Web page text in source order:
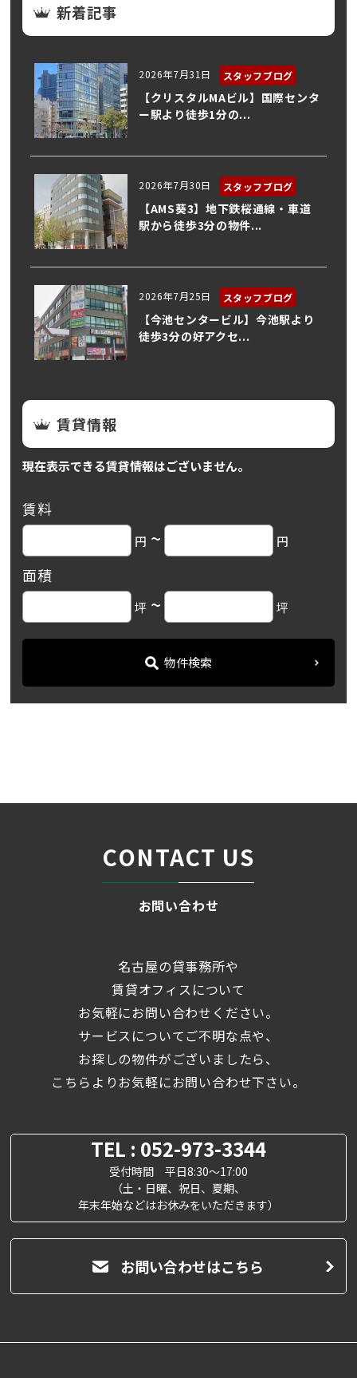
新着記事
2026年7月31日 スタッフブログ
【クリスタルMAビル】国際センタ
ー駅より徒歩1分の...
2026年7月30日 スタッフブログ
【AMS葵3】地下鉄桜通線・車道
駅から徒歩3分の物件...
2026年7月25日 スタッフブログ
【今池センタービル】今池駅より
徒歩3分の好アクセ...
賃貸情報
現在表示できる賃貸情報はございません。
賃料
円 ~ 円
面積
坪 ~ 坪
物件検索
CONTACT US
お問い合わせ
名古屋の貸事務所や
賃貸オフィスについて
お気軽にお問い合わせください。
サービスについてご不明な点や、
お探しの物件がございましたら、
こちらよりお気軽にお問い合わせ下さい。
TEL : 052-973-3344
受付時間 平日8:30～17:00
（土・日曜、祝日、夏期、
年末年始などはお休みをいただきます）
お問い合わせはこちら